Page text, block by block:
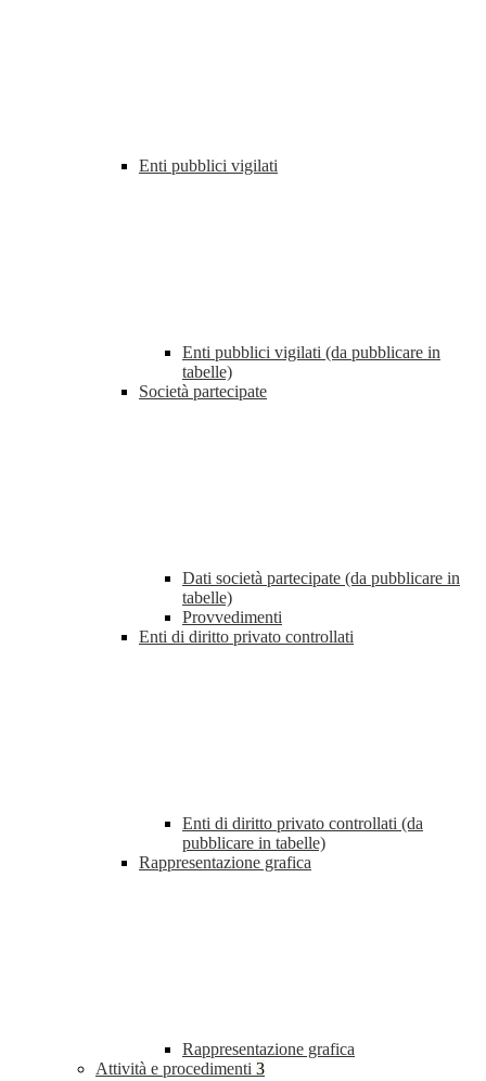
Enti pubblici vigilati
Enti pubblici vigilati (da pubblicare in
tabelle)
Società partecipate
Dati società partecipate (da pubblicare in
tabelle)
Provvedimenti
Enti di diritto privato controllati
Enti di diritto privato controllati (da
pubblicare in tabelle)
Rappresentazione grafica
Rappresentazione grafica
Attività e procedimenti 3